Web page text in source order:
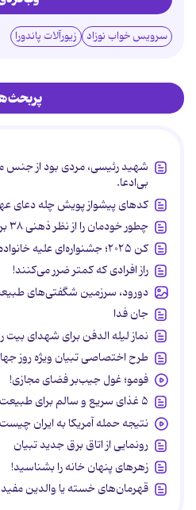
سرویس خواب نوزاد زیورآلات پاندورا
شهید رئیسی، مردی بود از جنس
بی‌ادعا.
کدهای پیشواز پویش چله دعای
چطور خودمان را از نظر ذهنی ۳۸ برابر قوی‌تر کنیم؟
کن ۲۰۲۵؛ جشنواره‌ای علیه خانواده
راز افرادی که کمتر ضرر می‌کنند!
دورود، سرزمین شگفتی‌های
جان فدا
نماز لیله الدفن برای شهدای بیت
طرح اختصاصی تبیان ویژه روز
فومو؛ غول جیب‌بر فضای مجازی!
۵ غذای سریع و سالم برای طبیعت‌گردی
نتیجه حمله آمریکا به ایران
رونمایی از اتاق برق جدید تبیان
زهرهای پنهان خانه را بشناسید!
قهرمان‌های خسته یا والدین